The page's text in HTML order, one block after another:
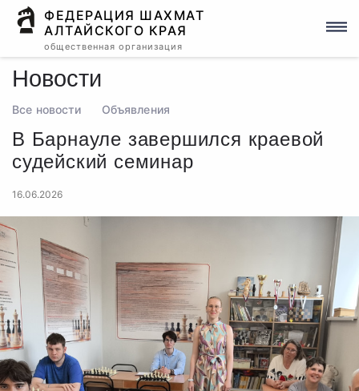
ФЕДЕРАЦИЯ ШАХМАТ
АЛТАЙСКОГО КРАЯ
общественная организация
Новости
Все новости Объявления
В Барнауле завершился краевой
судейский семинар
16.06.2026